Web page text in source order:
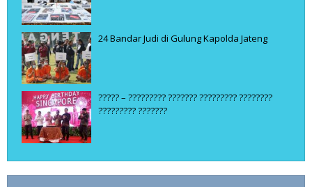
24 Bandar Judi di Gulung Kapolda Jateng
????? – ????????? ??????? ????????? ????????
????????? ???????